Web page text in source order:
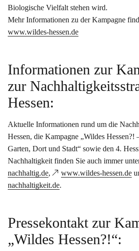
Biologische Vielfalt stehen wird.
Mehr Informationen zu der Kampagne
www.wildes-hessen.de
Informationen zur
zur
Hessen:
Aktuelle Informationen rund um die
Hessen, die Kampagne „Wildes
Garten, Dort und Stadt“ sowie den 4.
Nachhaltigkeit finden Sie auch immer
nachhaltig.de, www.wildes-hessen.de
nachhaltigkeit.de.
Pressekontakt zur
„Wildes Hessen?!“: